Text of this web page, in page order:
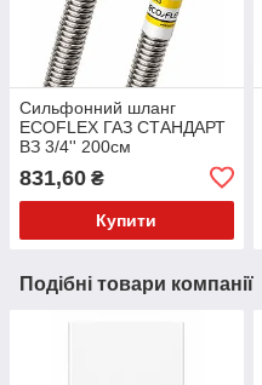
Сильфонний шланг
ECOFLEX ГАЗ СТАНДАРТ
ВЗ 3/4'' 200см
831,60 ₴
Купити
Подібні товари компанії